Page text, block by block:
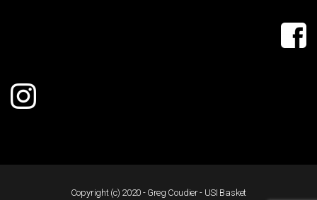
Copyright (c) 2020 - Greg Coudier - USI Basket